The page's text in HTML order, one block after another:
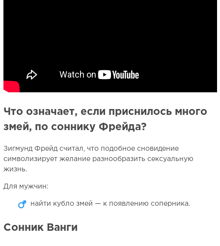
Что означает, если приснилось много
змей, по соннику Фрейда?
Зигмунд Фрейд считал, что подобное сновидение
символизирует желание разнообразить сексуальную
жизнь.
Для мужчин:
найти кубло змей — к появлению соперника.
Сонник Ванги